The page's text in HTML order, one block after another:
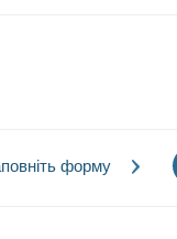
форму